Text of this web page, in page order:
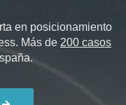
en posicionamiento
Más de 200 casos